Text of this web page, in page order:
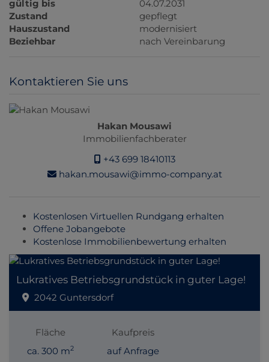
gültig bis
04.07.2031
Zustand
gepflegt
Hauszustand
modernisiert
Beziehbar
nach Vereinbarung
Kontaktieren Sie uns
Hakan Mousawi
Immobilienfachberater
+43 699 18410113
hakan.mousawi@immo-company.at
Kostenlosen Virtuellen Rundgang erhalten
Offene Jobangebote
Kostenlose Immobilienbewertung erhalten
Lukratives Betriebsgrundstück in guter Lage!
2042 Guntersdorf
Fläche
ca. 300 m2
Kaufpreis
auf Anfrage